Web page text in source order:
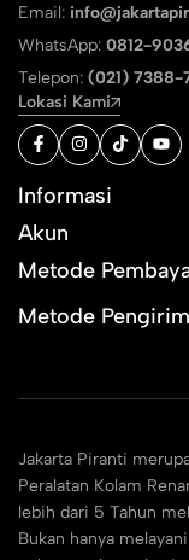
Email:
WhatsApp: 0812-
Telepon: (021) 7388-
Lokasi Kami
Informasi
Akun
Metode
Metode
Jakarta Piranti
Peralatan Kolam
lebih dari 5 Tahun
Bukan hanya